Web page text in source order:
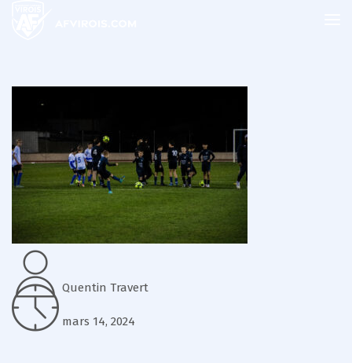
Quentin Travert
mars 14, 2024